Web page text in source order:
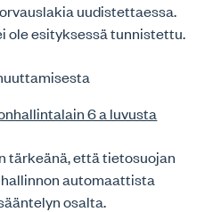
uudistettaessa.
ole esityksessä tunnistettu.
6 a luvusta
tärkeänä, että tietosuojan
automaattista
osalta.